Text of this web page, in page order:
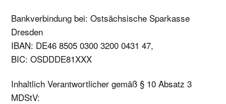
Bankverbindung bei: Ostsächsische Sparkasse
Dresden
IBAN: DE46 8505 0300 3200 0431 47,
BIC: OSDDDE81XXX
Inhaltlich Verantwortlicher gemäß § 10 Absatz 3
MDStV: